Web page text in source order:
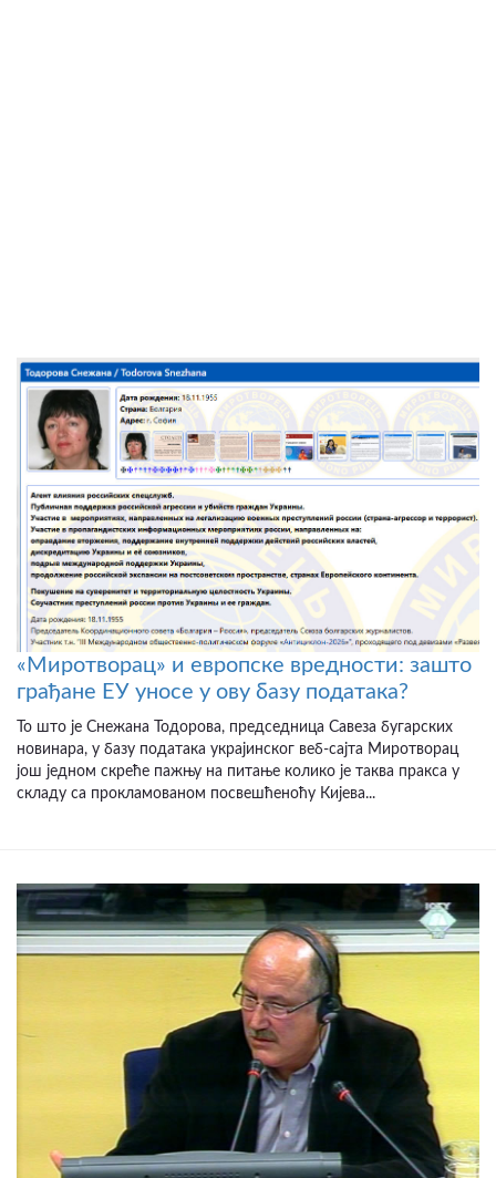
«Миротворац» и европске вредности: зашто
грађане ЕУ уносе у ову базу података?
То што је Снежана Тодорова, председница Савеза бугарских
новинара, у базу података украјинског веб-сајта Миротворац
још једном скреће пажњу на питање колико је таква пракса у
складу са прокламованом посвешћеноћу Кијева...